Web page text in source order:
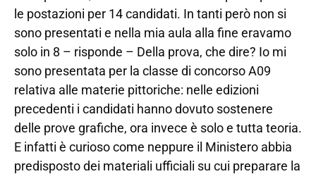
le postazioni per 14 candidati. In tanti però non si
sono presentati e nella mia aula alla fine eravamo
solo in 8 – risponde – Della prova, che dire? Io mi
sono presentata per la classe di concorso A09
relativa alle materie pittoriche: nelle edizioni
precedenti i candidati hanno dovuto sostenere
delle prove grafiche, ora invece è solo e tutta teoria.
E infatti è curioso come neppure il Ministero abbia
predisposto dei materiali ufficiali su cui preparare la